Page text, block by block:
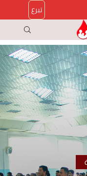
تبرع